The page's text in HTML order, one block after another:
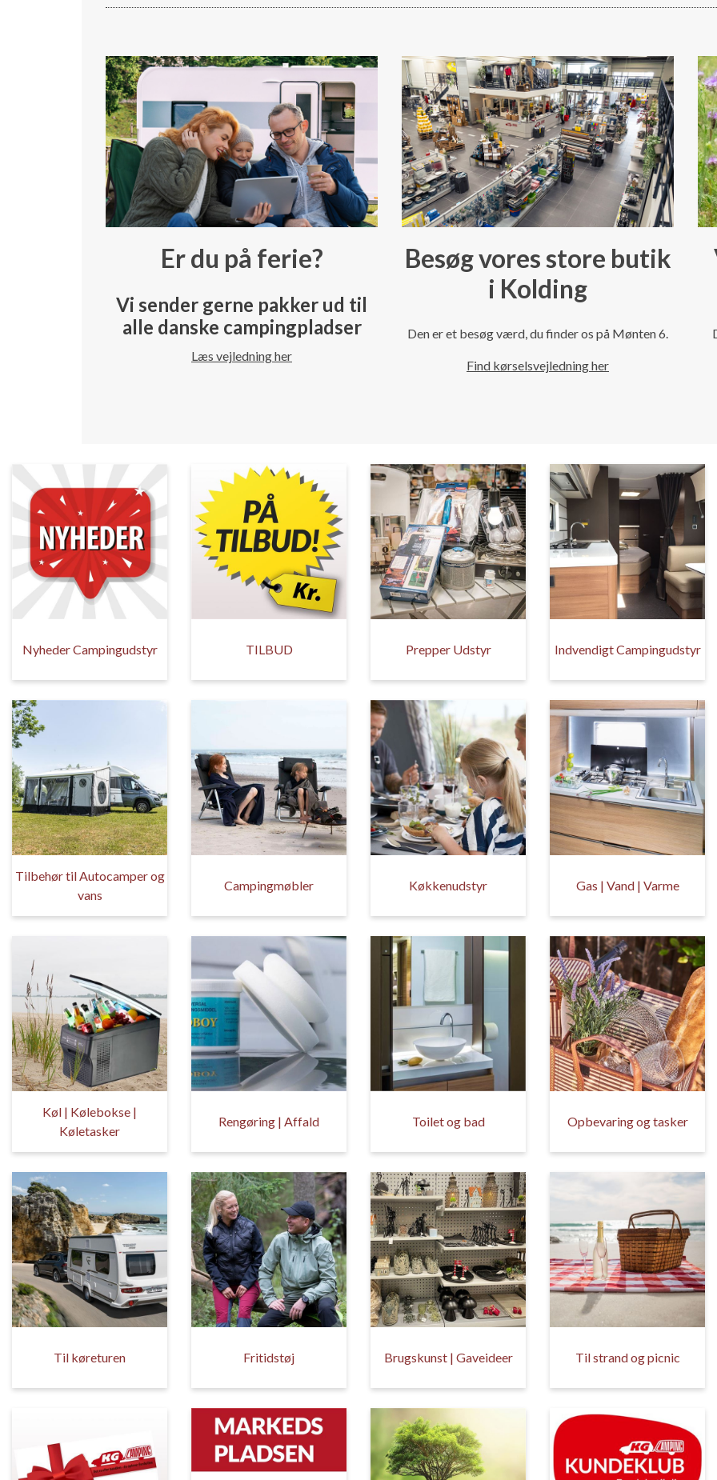
Er du på ferie?
Vi sender gerne pakker ud til
alle danske campingpladser
Læs vejledning her
Besøg vores store butik
i Kolding
Den er et besøg værd, du finder os på Mønten 6.
Find kørselsvejledning her
Nyheder Campingudstyr TILBUD Prepper Udstyr Indvendigt Campingudstyr
Tilbehør til Autocamper og
vans
Campingmøbler Køkkenudstyr Gas | Vand | Varme
Køl | Kølebokse |
Køletasker
Rengøring | Affald Toilet og bad Opbevaring og tasker
Til køreturen Fritidstøj Brugskunst | Gaveideer Til strand og picnic